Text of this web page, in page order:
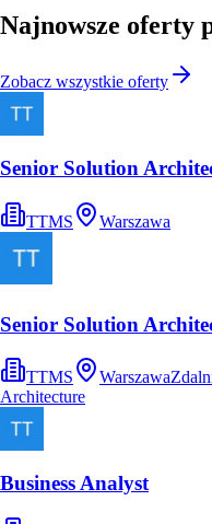
Najnowsze oferty
Zobacz wszystkie oferty
Senior Solution
TTMS Warszawa
Senior Solution
TTMS Warszawa
Architecture
Business Analyst